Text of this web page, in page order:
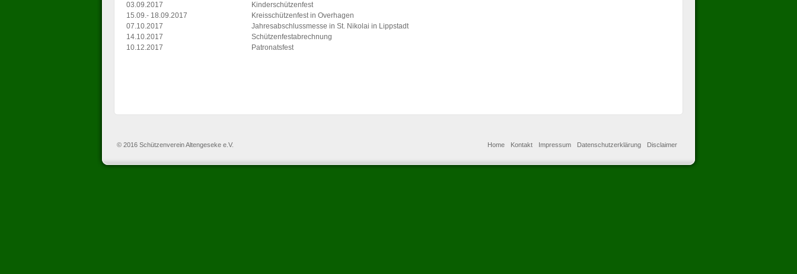
03.09.2017
Kinderschützenfest
15.09.- 18.09.2017
Kreisschützenfest in Overhagen
07.10.2017
Jahresabschlussmesse in St. Nikolai in Lippstadt
14.10.2017
Schützenfestabrechnung
10.12.2017
Patronatsfest
© 2016 Schützenverein Altengeseke e.V. Home Kontakt Impressum Datenschutzerklärung Disclaimer